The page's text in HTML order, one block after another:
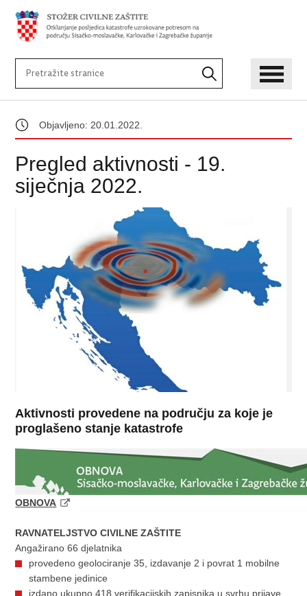
Objavljeno: 20.01.2022.
Pregled aktivnosti - 19.
siječnja 2022.
Aktivnosti provedene na području za koje je
proglašeno stanje katastrofe
OBNOVA
RAVNATELJSTVO CIVILNE ZAŠTITE
Angažirano 66 djelatnika
provedeno geolociranje 35, izdavanje 2 i povrat 1 mobilne
stambene jedinice
izdano ukupno 418 verifikacijskih zapisnika u svrhu prijave